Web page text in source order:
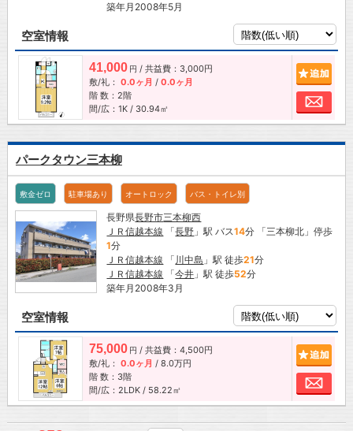
築年月2008年5月
空室情報
41,000 円 / 共益費：3,000円
敷/礼： 0.0ヶ月 / 0.0ヶ月
階 数：2階
間/広：1K / 30.94㎡
お
パークタウン三本柳
敷金ゼロ 駐車場あり オートロック バス・トイレ別
長野県長野市三本柳西
ＪＲ信越本線 「長野 」駅 バス14分 「三本柳北」停歩
1分
ＪＲ信越本線 「 川中島 」駅 徒歩21分
ＪＲ信越本線 「今井 」駅 徒歩52分
築年月2008年3月
空室情報
75,000 円 / 共益費：4,500円
敷/礼： 0.0ヶ月 / 8.0万円
階 数：3階
間/広：2LDK / 58.22㎡
お